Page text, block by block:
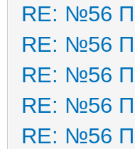
RE: №56
RE: №56
RE: №56
RE: №56
RE: №56